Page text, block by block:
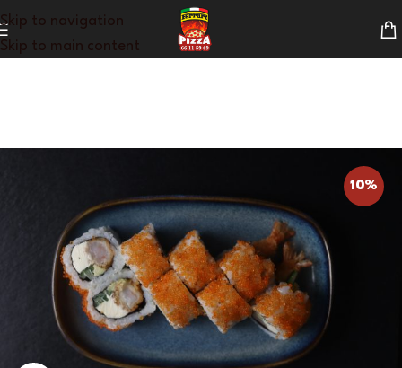
Skip to navigation
Skip to main content
10%